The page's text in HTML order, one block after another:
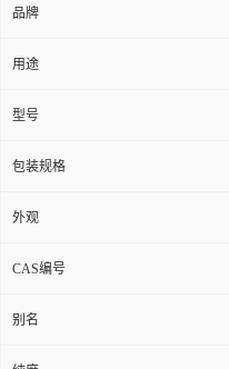
品牌
用途
型号
包装规格
外观
CAS编号
别名